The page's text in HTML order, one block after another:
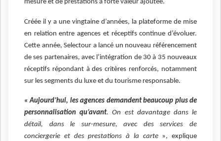
mesure et de prestations à forte valeur ajoutée.
Créée il y a une vingtaine d’années, la plateforme de mise
en relation entre agences et réceptifs continue d’évoluer.
Cette année, Selectour a lancé un nouveau référencement
de ses partenaires, avec l’intégration de 30 à 35 nouveaux
réceptifs répondant à des critères renforcés, notamment
sur les segments du luxe et du tourisme responsable.
« Aujourd’hui, les agences demandent beaucoup plus de
personnalisation qu’avant. On est davantage dans le
détail, dans le sur-mesure, avec des services de
conciergerie et des prestations à la carte», explique